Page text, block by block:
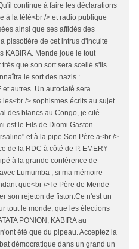
continue à faire les déclarations
à la télé<br /> et radio publique
ainsi que ses affidés des
pissotière de cet intrus d'inculte
KABIRA. Mende joue le tout
que son sort sera scellé s'ils
le sort des nazis :
et autres. Un autodafé sera
/> sophismes écrits au sujet
des blancs au Congo, je cité
est le Fils de Diomi Gaston
et à la pipe.Son Père a<br />
de la RDC à côté de P. EMERY
à la grande conférence de
Lumumba , si ma mémoire
que<br /> le Père de Mende
son rejeton de fiston.Ce n'est un
tout le monde, que les élections
PONION, KABIRA au
été que du pipeau. Acceptez la
démocratique dans un grand un